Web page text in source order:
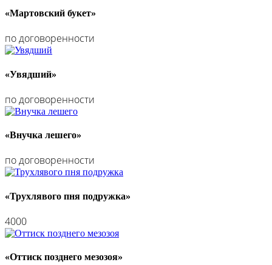
«Мартовский букет»
по договоренности
«Увядший»
по договоренности
«Внучка лешего»
по договоренности
«Трухлявого пня подружка»
4000
«Оттиск позднего мезозоя»